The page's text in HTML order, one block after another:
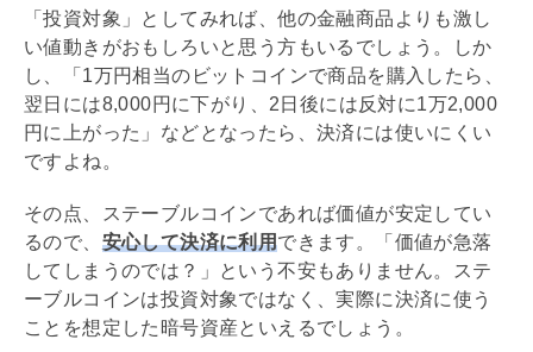
「投資対象」としてみれば、他の金融商品よりも激し
い値動きがおもしろいと思う方もいるでしょう。しか
し、「1万円相当のビットコインで商品を購入したら、
翌日には8,000円に下がり、2日後には反対に1万2,000
円に上がった」などとなったら、決済には使いにくい
ですよね。
その点、ステーブルコインであれば価値が安定してい
るので、 安心して決済に利用できます。「価値が急落
してしまうのでは？」という不安もありません。ステ
ーブルコインは投資対象ではなく、実際に決済に使う
ことを想定した暗号資産といえるでしょう。